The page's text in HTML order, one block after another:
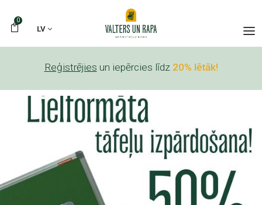
0
LV
Reģistrējies un iepērcies līdz 20% lētāk!